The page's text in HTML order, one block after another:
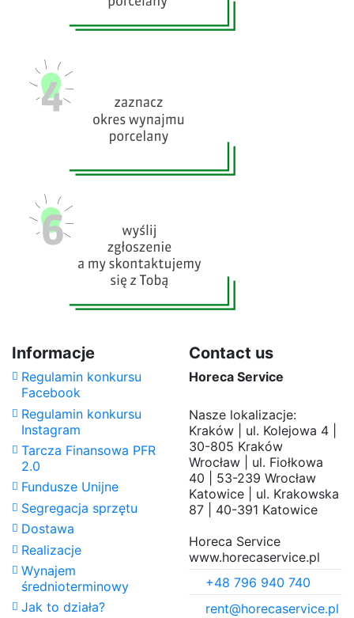
Informacje
Regulamin konkursu
Facebook
Regulamin konkursu
Instagram
Tarcza Finansowa PFR
2.0
Fundusze Unijne
Segregacja sprzętu
Dostawa
Realizacje
Wynajem
średnioterminowy
Jak to działa?
Contact us
Horeca Service
Nasze lokalizacje:
Kraków | ul. Kolejowa 4 |
30-805 Kraków
Wrocław | ul. Fiołkowa
40 | 53-239 Wrocław
Katowice | ul. Krakowska
87 | 40-391 Katowice
Horeca Service
www.horecaservice.pl
+48 796 940 740
rent@horecaservice.pl